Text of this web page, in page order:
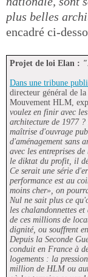
plus belles
encadré ci-
Projet de loi Elan :
Dans une tribune
directeur général de la
Mouvement HLM,
voulez en finir avec
architecture de 1977
maîtrise d'ouvrage
d'aménagement sans
avec les entreprises
le diktat du profit, il
Ce serait une série
performance est au
moins cher», on
Nul ne sait plus ce
les chalandonnettes
de ces millions de
dignité, ou souffrent
Depuis la Seconde
conduit en France à
logements : la
million de HLM ou